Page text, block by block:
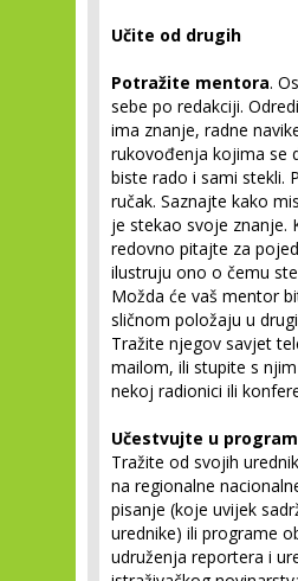
Učite od drugih
Potražite mentora.
sebe po redakciji.
ima znanje, radne
rukovođenja kojima se
biste rado i sami stekli.
ručak. Saznajte kako
je stekao svoje znanje.
redovno pitajte za
ilustruju ono o čemu
Možda će vaš mentor
sličnom položaju u
Tražite njegov savjet
mailom, ili stupite s
nekoj radionici ili
Učestvujte u
Tražite od svojih
na regionalne
pisanje (koje uvijek
urednike) ili programe
udruženja reportera i